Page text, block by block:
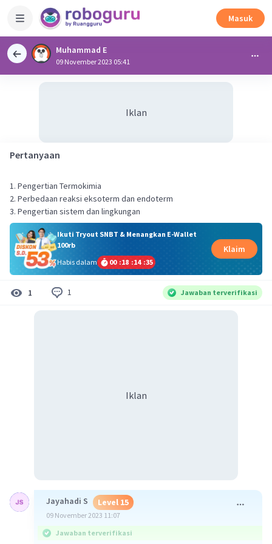
Masuk
Muhammad E
09 November 2023 05:41
Iklan
Pertanyaan
1. Pengertian Termokimia
2. Perbedaan reaksi eksoterm dan endoterm
3. Pengertian sistem dan lingkungan
Ikuti Tryout SNBT & Menangkan E-Wallet
100rb
Habis dalam
00 :18 :14 :35
Klaim
1 1 Jawaban terverifikasi
Iklan
Jayahadi S Level 15
09 November 2023 11:07
Jawaban terverifikasi